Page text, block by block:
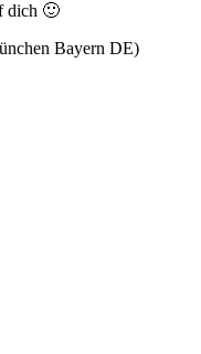
dich 🙂
Bayern DE)